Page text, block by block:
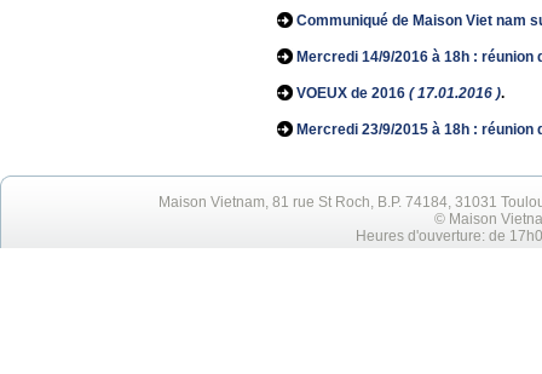
Communiqué de Maison Viet nam
Mercredi 14/9/2016 à 18h :
VOEUX de 2016 ( 17.01.2016 ).
Mercredi 23/9/2015 à 18h :
Maison Vietnam, 81 rue St Roch, B.P. 74184, 31031
© Maison
Heures d'ouverture: de